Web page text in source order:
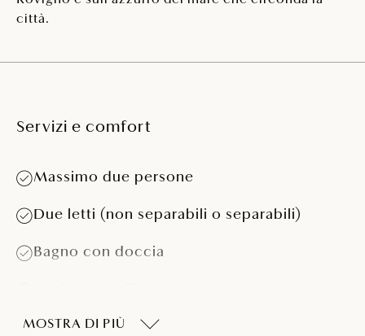
città.
Servizi e comfort
Massimo due persone
Due letti (non separabili o separabili)
Bagno con doccia
Cassaforte
MOSTRA DI PIÙ